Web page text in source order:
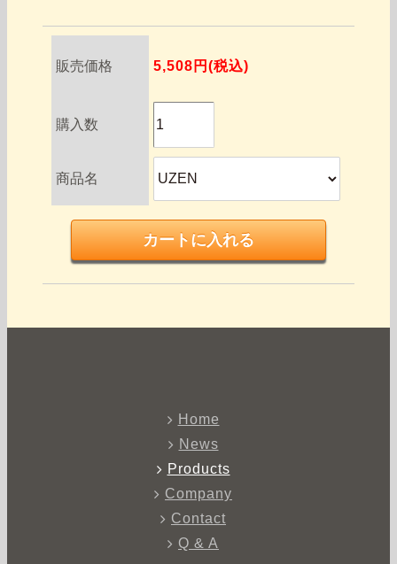
販売価格 5,508円(税込)
購入数
商品名
Home
News
Products
Company
Contact
Q & A